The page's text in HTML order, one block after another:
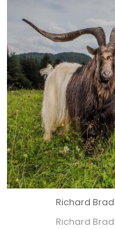
Richard
Richard